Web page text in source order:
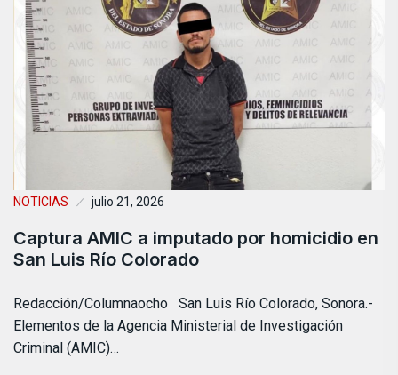
NOTICIAS julio 21, 2026
Captura AMIC a imputado por homicidio en
San Luis Río Colorado
Redacción/Columnaocho San Luis Río Colorado, Sonora.-
Elementos de la Agencia Ministerial de Investigación
Criminal (AMIC)…